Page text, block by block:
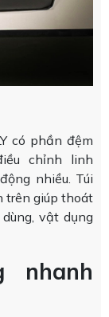
có phần đệm
chỉnh linh
nhiều. Túi
trên giúp thoát
vật dụng
nhanh